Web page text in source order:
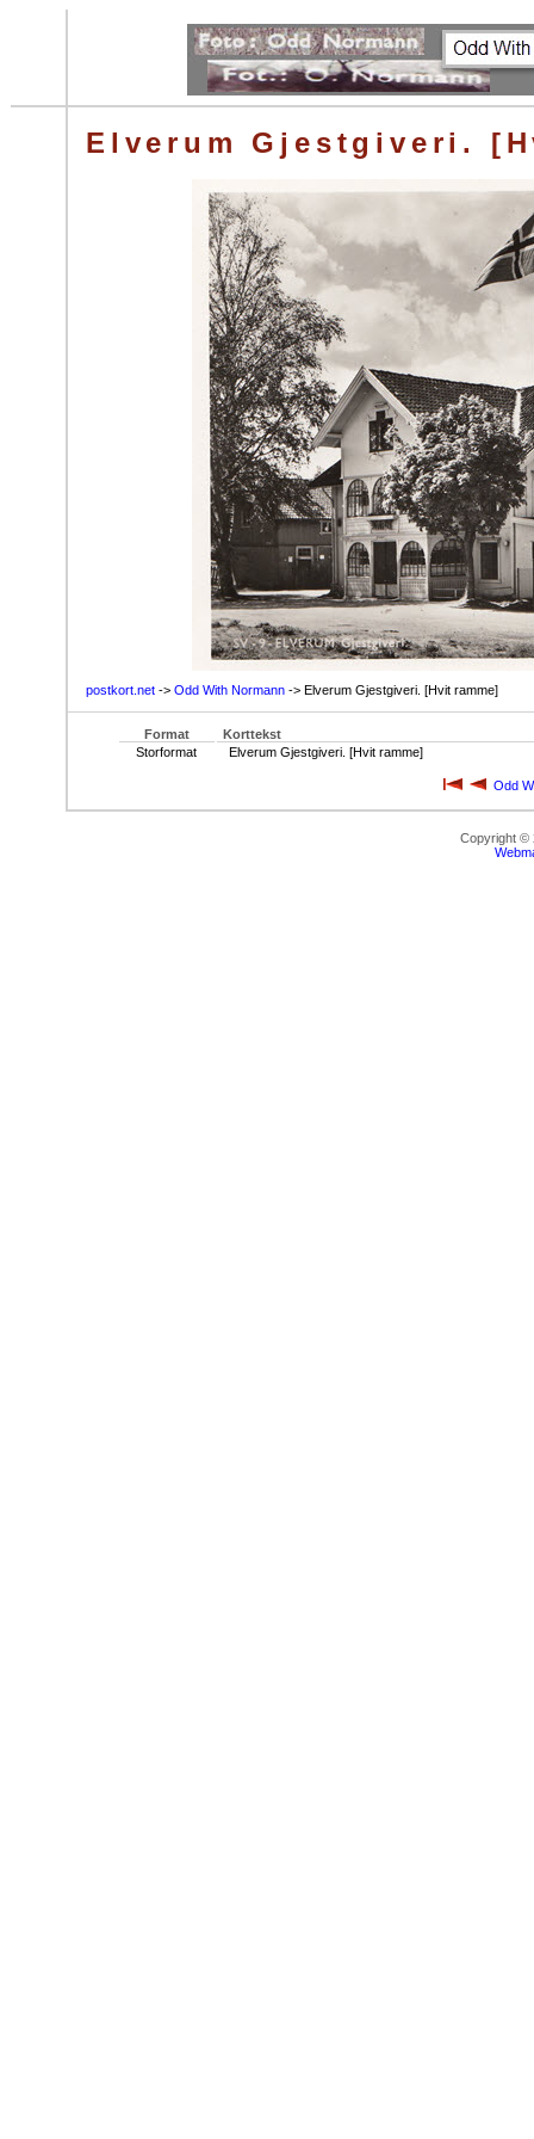
Elverum Gjestgiveri.
postkort.net -> Odd With Normann -> Elverum Gjestgiveri. [Hvit ramme]
Format
Korttekst
Storformat
Elverum Gjestgiveri. [Hvit ramme]
Odd
Copyright ©